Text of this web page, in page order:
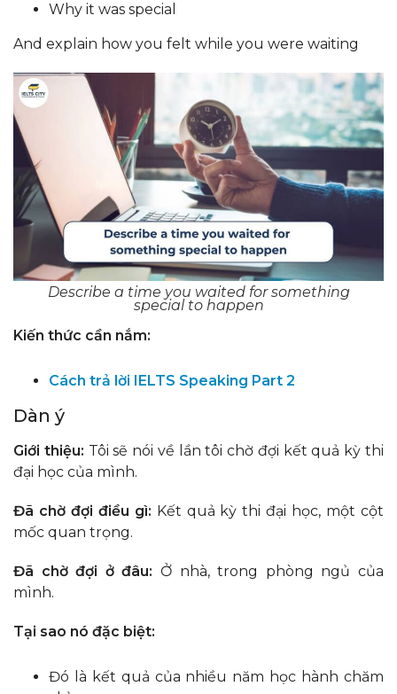
Why it was special
And explain how you felt while you were waiting
Describe a time you waited for something
special to happen
Kiến thức cần nắm:
Cách trả lời IELTS Speaking Part 2
Dàn ý
Giới thiệu: Tôi sẽ nói về lần tôi chờ đợi kết quả kỳ thi
đại học của mình.
Đã chờ đợi điều gì: Kết quả kỳ thi đại học, một cột
mốc quan trọng.
Đã chờ đợi ở đâu: Ở nhà, trong phòng ngủ của
mình.
Tại sao nó đặc biệt:
Đó là kết quả của nhiều năm học hành chăm